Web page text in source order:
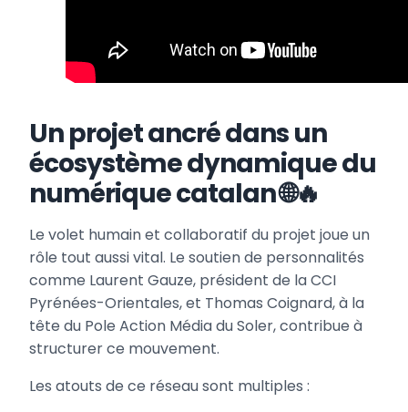
Un projet ancré dans un
écosystème dynamique du
numérique catalan 🌐🔥
Le volet humain et collaboratif du projet joue un
rôle tout aussi vital. Le soutien de personnalités
comme Laurent Gauze, président de la CCI
Pyrénées-Orientales, et Thomas Coignard, à la
tête du Pole Action Média du Soler, contribue à
structurer ce mouvement.
Les atouts de ce réseau sont multiples :